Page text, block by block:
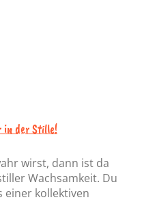
in der Stille!
wirst, dann ist da
Wachsamkeit. Du
einer kollektiven